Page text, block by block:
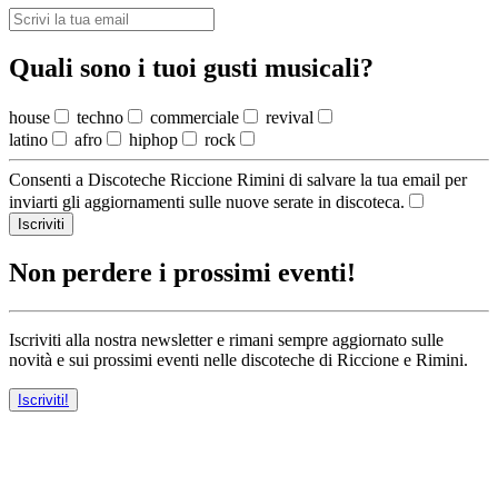
Quali sono i tuoi gusti musicali?
house techno commerciale
revival
latino
afro hiphop rock
Consenti a Discoteche Riccione Rimini di salvare la tua email per
inviarti gli aggiornamenti sulle nuove serate in discoteca.
Iscriviti
Non perdere i prossimi eventi!
Iscriviti alla nostra newsletter e rimani sempre aggiornato sulle
novità e sui prossimi eventi nelle discoteche di Riccione e Rimini.
Iscriviti!